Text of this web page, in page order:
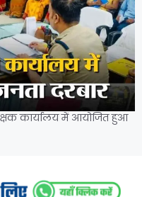
कार्यालय में आयोजित हुआ